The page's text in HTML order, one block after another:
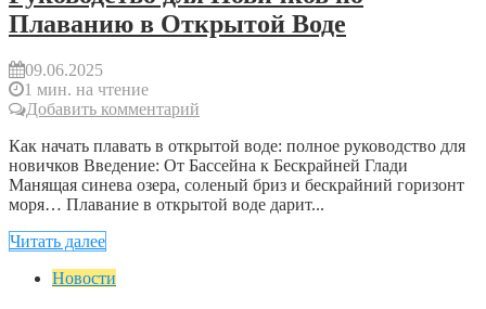
Плаванию в Открытой Воде
09.06.2025
1 мин. на чтение
Добавить комментарий
Как начать плавать в открытой воде: полное руководство для
новичков Введение: От Бассейна к Бескрайней Глади
Манящая синева озера, соленый бриз и бескрайний горизонт
моря… Плавание в открытой воде дарит...
Читать далее
Новости